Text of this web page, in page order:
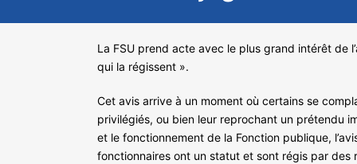
La FSU prend acte avec le plus grand intérêt de
qui la régissent ».
Cet avis arrive à un moment où certains se
privilégiés, ou bien leur reprochant un prétendu
et le fonctionnement de la Fonction publique,
fonctionnaires ont un statut et sont régis par des